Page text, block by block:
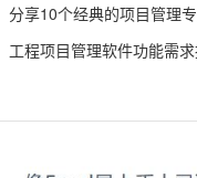
分享10个经典的项目管理
工程项目管理软件功能需